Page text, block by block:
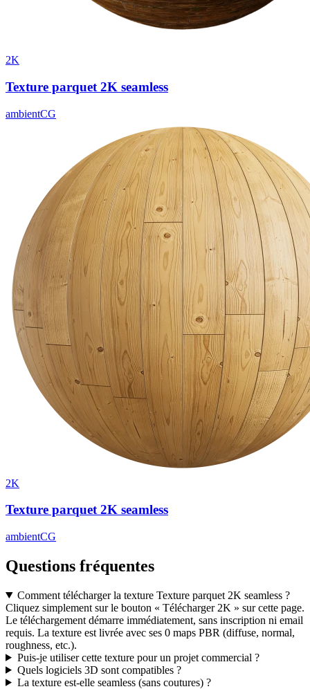
2K
Texture parquet 2K seamless
ambientCG
2K
Texture parquet 2K seamless
ambientCG
Questions fréquentes
Comment télécharger la texture Texture parquet 2K seamless ?
Cliquez simplement sur le bouton « Télécharger 2K » sur cette page.
Le téléchargement démarre immédiatement, sans inscription ni email
requis. La texture est livrée avec ses 0 maps PBR (diffuse, normal,
roughness, etc.).
Puis-je utiliser cette texture pour un projet commercial ?
Quels logiciels 3D sont compatibles ?
La texture est-elle seamless (sans coutures) ?